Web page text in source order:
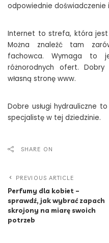
odpowiednie doświadczenie
Internet to strefa, która jest
Można znaleźć tam
fachowca. Wymaga to
różnorodnych ofert.
własną stronę www.
Dobre usługi hydrauliczne
specjalistę w tej dziedzinie.
SHARE ON
PREVIOUS ARTICLE
Perfumy dla kobiet –
sprawdź, jak wybrać zapach
skrojony na miarę swoich
potrzeb